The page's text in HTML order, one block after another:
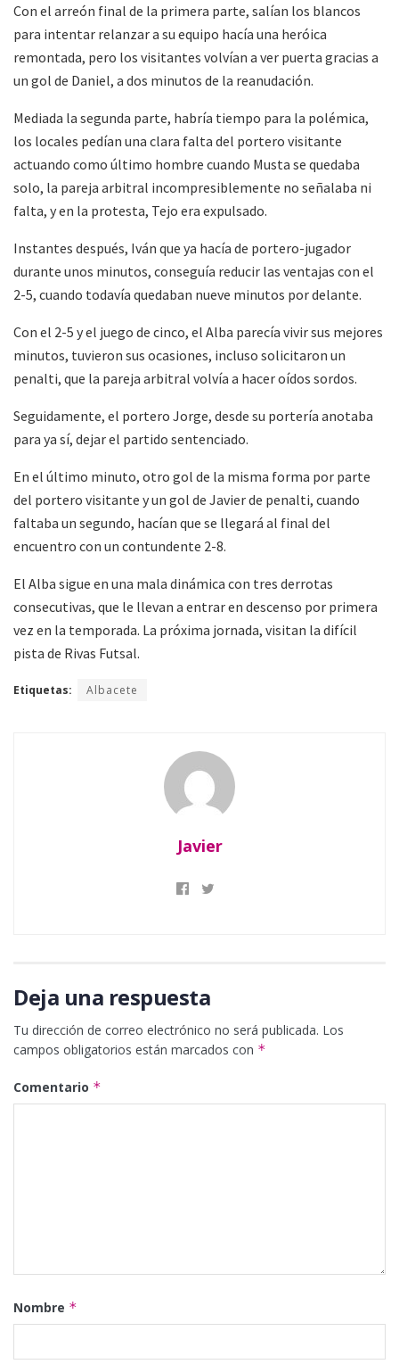
Con el arreón final de la primera parte, salían los blancos
para intentar relanzar a su equipo hacía una heróica
remontada, pero los visitantes volvían a ver puerta gracias a
un gol de Daniel, a dos minutos de la reanudación.
Mediada la segunda parte, habría tiempo para la polémica,
los locales pedían una clara falta del portero visitante
actuando como último hombre cuando Musta se quedaba
solo, la pareja arbitral incompresiblemente no señalaba ni
falta, y en la protesta, Tejo era expulsado.
Instantes después, Iván que ya hacía de portero-jugador
durante unos minutos, conseguía reducir las ventajas con el
2-5, cuando todavía quedaban nueve minutos por delante.
Con el 2-5 y el juego de cinco, el Alba parecía vivir sus mejores
minutos, tuvieron sus ocasiones, incluso solicitaron un
penalti, que la pareja arbitral volvía a hacer oídos sordos.
Seguidamente, el portero Jorge, desde su portería anotaba
para ya sí, dejar el partido sentenciado.
En el último minuto, otro gol de la misma forma por parte
del portero visitante y un gol de Javier de penalti, cuando
faltaba un segundo, hacían que se llegará al final del
encuentro con un contundente 2-8.
El Alba sigue en una mala dinámica con tres derrotas
consecutivas, que le llevan a entrar en descenso por primera
vez en la temporada. La próxima jornada, visitan la difícil
pista de Rivas Futsal.
Etiquetas: Albacete
Javier
Deja una respuesta
Tu dirección de correo electrónico no será publicada. Los
campos obligatorios están marcados con *
Comentario *
Nombre *